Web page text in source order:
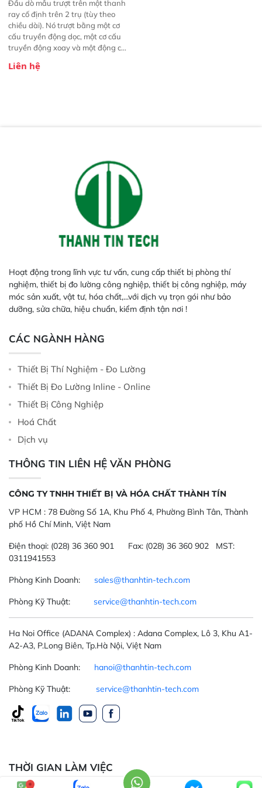
Đầu dò mẫu trượt trên một thanh
ray cố định trên 2 trụ (tùy theo
chiều dài). Nó trượt bằng một cơ
cấu truyền động dọc, một cơ cấu
truyền động xoay và một động cơ
được điều khiển bằng bộ điều
luồng khí. Mẫu được vận chuyển
bằng ống chống tĩnh điện và đạt
tiêu chuẩn thực phẩm đường kính
50mm. Tuabin hút chân không và
hộp điện được đặt ở một trụ hoặc
tại phòng thí nghiệm.
Liên hệ
Hoạt động trong lĩnh vực tư vấn, cung cấp thiết bị phòng thí
nghiệm, thiết bị đo lường công nghiệp, thiết bị công nghiệp, máy
móc sản xuất, vật tư, hóa chất,...với dịch vụ trọn gói như bảo
dưỡng, sửa chữa, hiệu chuẩn, kiểm định tận nơi !
CÁC NGÀNH HÀNG
Thiết Bị Thí Nghiệm - Đo Lường
Thiết Bị Đo Lường Inline - Online
Thiết Bị Công Nghiệp
Hoá Chất
Dịch vụ
THÔNG TIN LIÊN HỆ VĂN PHÒNG
CÔNG TY TNHH THIẾT BỊ VÀ HÓA CHẤT THÀNH TÍN
VP HCM : 78 Đường Số 1A, Khu Phố 4, Phường Bình Tân, Thành
phố Hồ Chí Minh, Việt Nam
Điện thoại: (028) 36 360 901 Fax: (028) 36 360 902 MST:
0311941553
Phòng Kinh Doanh: sales@thanhtin-tech.com
Phòng Kỹ Thuật: service@thanhtin-tech.com
Ha Noi Office (ADANA Complex) : Adana Complex, Lô 3, Khu A1-
A2-A3, P.Long Biên, Tp.Hà Nội, Việt Nam
Phòng Kinh Doanh: hanoi@thanhtin-tech.com
Phòng Kỹ Thuật: service@thanhtin-tech.com
THỜI GIAN LÀM VIỆC